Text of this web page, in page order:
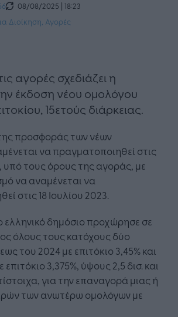
08/08/2025 | 18:23
Διοίκηση Αγορές
αγορές σχεδιάζει η
έκδοση νέου ομολόγου
15ετούς διάρκειας.
προσφοράς των νέων
να πραγματοποιηθεί στις
υπό τους όρους της αγοράς, με
να αναμένεται να
στις 18 Ιουλίου 2023.
δημόσιο προχώρησε σε
όλους τους κατόχους δύο
του 2024 με επιτόκιο 3,45% και
3,375%, ύψους 2,5 δισ. και
για την επαναγορά μιας ή
των ανωτέρω ομολόγων με